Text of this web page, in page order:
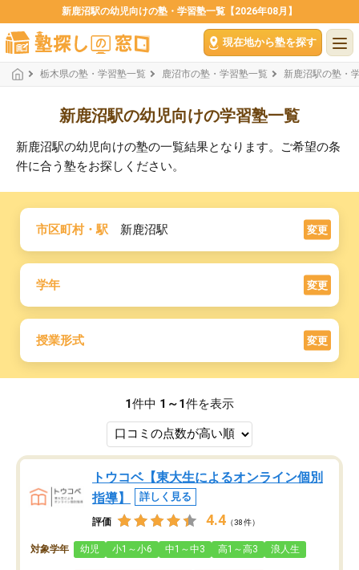
新鹿沼駅の幼児向けの塾・学習塾一覧【2026年08月】
現在地から塾を探す
栃木県の塾・学習塾一覧 鹿沼市の塾・学習塾一覧 新鹿沼駅の塾・
新鹿沼駅の幼児向けの学習塾一覧
新鹿沼駅の幼児向けの塾の一覧結果となります。ご希望の条
件に合う塾をお探しください。
市区町村・駅 新鹿沼駅 変更
学年 変更
授業形式 変更
1件中 1～1件を表示
トウコベ【東大生によるオンライン個別
指導】
詳しく見る
評価 4.4 （38件）
対象学年 幼児 小1～小6 中1～中3 高1～高3 浪人生